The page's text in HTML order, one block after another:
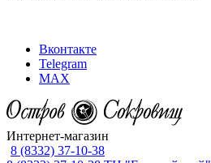
Вконтакте
Telegram
MAX
Интернет-магазин
8 (8332) 37-10-38